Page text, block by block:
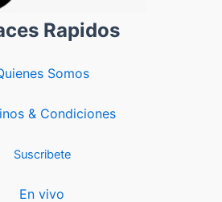
Rapidos
Somos
& Condiciones
Suscribete
En vivo